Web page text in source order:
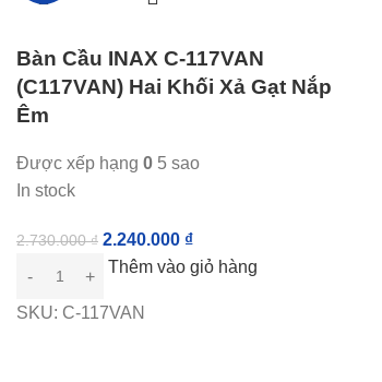
Bàn Cầu INAX C-117VAN
(C117VAN) Hai Khối Xả Gạt Nắp
Êm
Được xếp hạng 0 5 sao
In stock
2.730.000₫ 2.240.000 ₫
Thêm vào giỏ hàng
SKU: C-117VAN